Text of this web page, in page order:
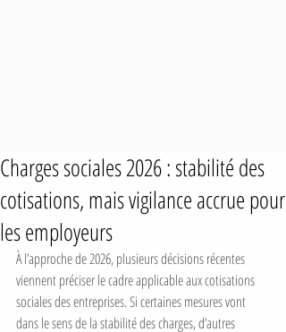
Charges sociales 2026 : stabilité des
cotisations, mais vigilance accrue pour
les employeurs
À l’approche de 2026, plusieurs décisions récentes
viennent préciser le cadre applicable aux cotisations
sociales des entreprises. Si certaines mesures vont
dans le sens de la stabilité des charges, d’autres